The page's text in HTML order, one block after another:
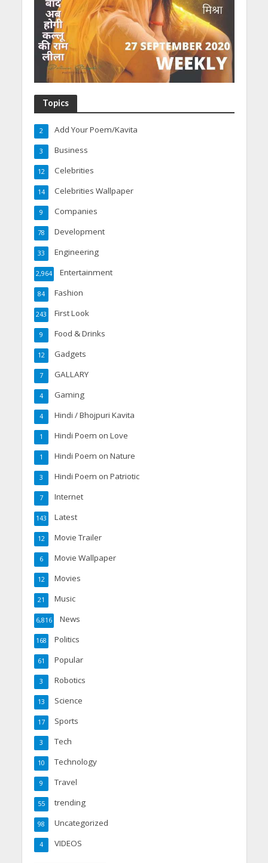
Topics
Add Your Poem/Kavita
2
Business
3
Celebrities
12
Celebrities Wallpaper
14
Companies
9
Development
78
Engineering
33
Entertainment
2,964
Fashion
84
First Look
243
Food & Drinks
9
Gadgets
12
GALLARY
7
Gaming
4
Hindi / Bhojpuri Kavita
4
Hindi Poem on Love
1
Hindi Poem on Nature
1
Hindi Poem on Patriotic
3
Internet
7
Latest
143
Movie Trailer
12
Movie Wallpaper
6
Movies
12
Music
21
News
6,816
Politics
168
Popular
61
Robotics
3
Science
13
Sports
17
Tech
3
Technology
10
Travel
9
trending
55
Uncategorized
98
VIDEOS
4